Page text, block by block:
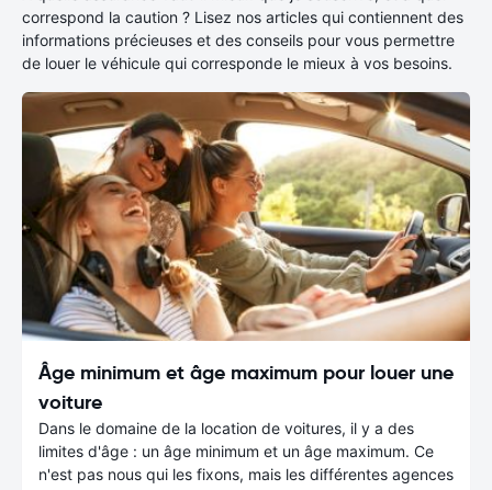
correspond la caution ? Lisez nos articles qui contiennent des
informations précieuses et des conseils pour vous permettre
de louer le véhicule qui corresponde le mieux à vos besoins.
Âge minimum et âge maximum pour louer une
voiture
Dans le domaine de la location de voitures, il y a des
limites d'âge : un âge minimum et un âge maximum. Ce
n'est pas nous qui les fixons, mais les différentes agences